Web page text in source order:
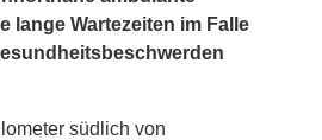
lange Wartezeiten im Falle
südlich von